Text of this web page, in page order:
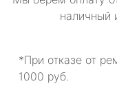
наличный
*При отказе от
1000 руб.